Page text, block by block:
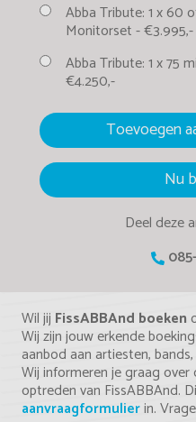
Abba Tribute:1 x 60
Monitorset -€3.995,-
Abba Tribute:1 x 75
€4.250,-
Toevoegen
Nu
Deel deze
Wil jij FissABBAnd boeken
Wij zijn jouw erkende
aanbod aan artiesten,
Wij informeren je graag
optreden van FissABBAnd.
aanvraagformulierin.